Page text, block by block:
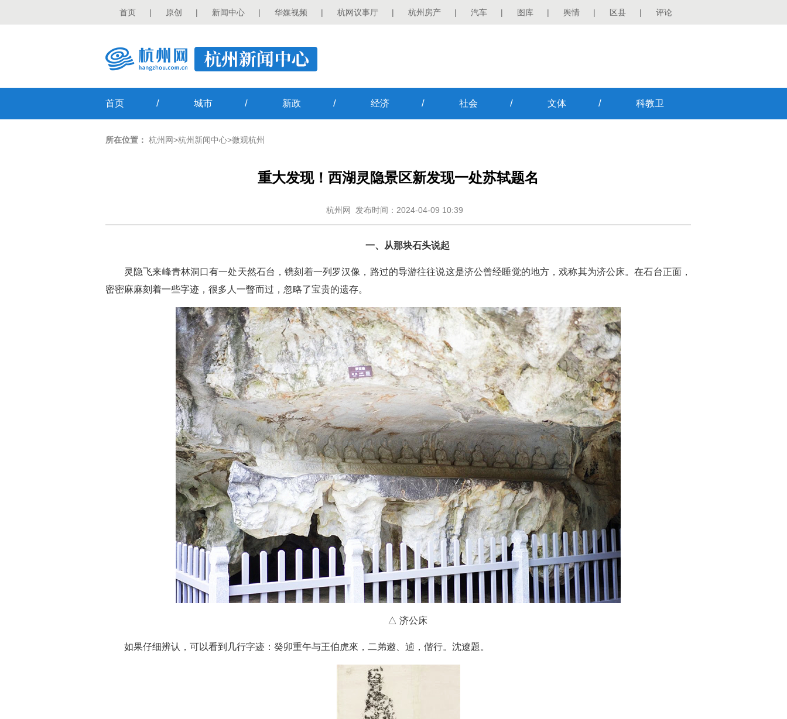
首页 | 原创 | 新闻中心 | 华媒视频 | 杭网议事厅 | 杭州房产 | 汽车 | 图库 | 舆情 | 区县 | 评论
首页 / 城市 / 新政 / 经济 / 社会 / 文体 / 科教卫
所在位置： 杭州网>杭州新闻中心>微观杭州
重大发现！西湖灵隐景区新发现一处苏轼题名
杭州网 发布时间：2024-04-09 10:39
一、从那块石头说起
灵隐飞来峰青林洞口有一处天然石台，镌刻着一列罗汉像，路过的导游往往说这是济公曾经睡觉的地方，戏称其为济公床。在石台正面，
密密麻麻刻着一些字迹，很多人一瞥而过，忽略了宝贵的遗存。
△ 济公床
如果仔细辨认，可以看到几行字迹：癸卯重午与王伯虎來，二弟遫、逌，偕行。沈遼題。